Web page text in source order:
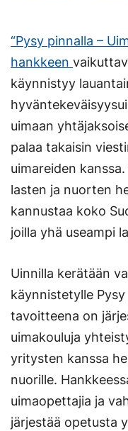
“Pysy pinnalla –
hankkeen
käynnistyy
uimaan
palaa takaisin
uimareiden
lasten ja nuorten
kannustaa koko
joilla yhä useampi
Uinnilla kerätään
käynnistetylle
tavoitteena on
uimakouluja
yritysten kanssa
nuorille.
uimaopettajia ja
järjestää opetusta